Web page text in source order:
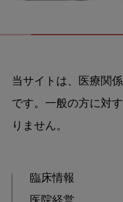
当サイトは、医療関
です。一般の方に対
りません。
臨床情報